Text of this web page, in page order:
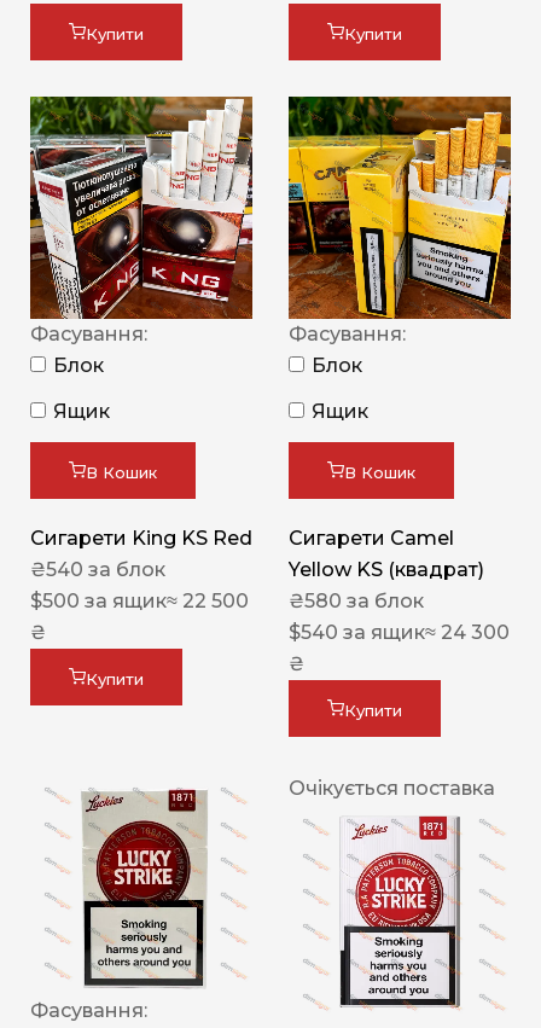
Купити Купити
Фасування:
Блок
Ящик
В Кошик
Сигарети King KS Red
₴540 за блок
$500 за ящик≈ 22 500
₴
Купити
Фасування:
Блок
Ящик
В Кошик
Сигарети Camel
Yellow KS (квадрат)
₴580 за блок
$540 за ящик≈ 24 300
₴
Купити
Фасування:
Очікується поставка